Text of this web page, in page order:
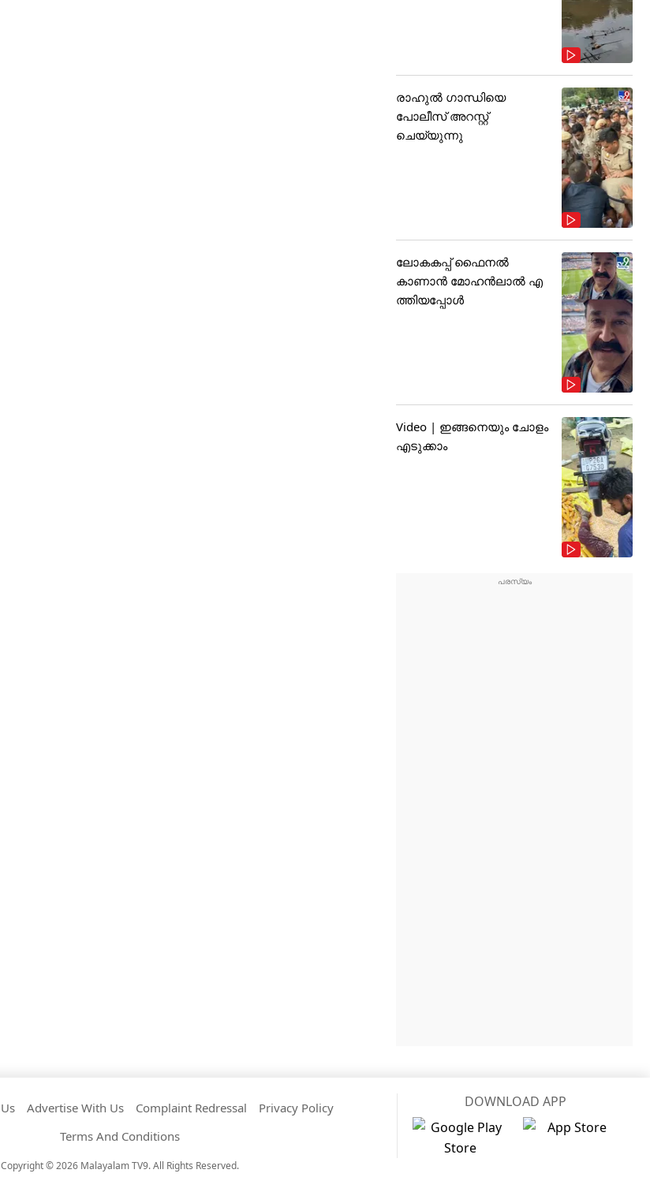
രാഹുൽ ഗാന്ധിയെ
പോലീസ് അറസ്റ്റ്
ചെയ്യുന്നു
ലോകകപ്പ് ഫൈനൽ
കാണാൻ മോഹൻലാൽ എ
ത്തിയപ്പോൾ
Video | ഇങ്ങനെയും ചോളം
എടുക്കാം
Advertise With Us Complaint Redressal
Privacy Policy
Terms And Conditions
DOWNLOAD APP
Copyright © 2026 Malayalam TV9. All Rights Reserved.